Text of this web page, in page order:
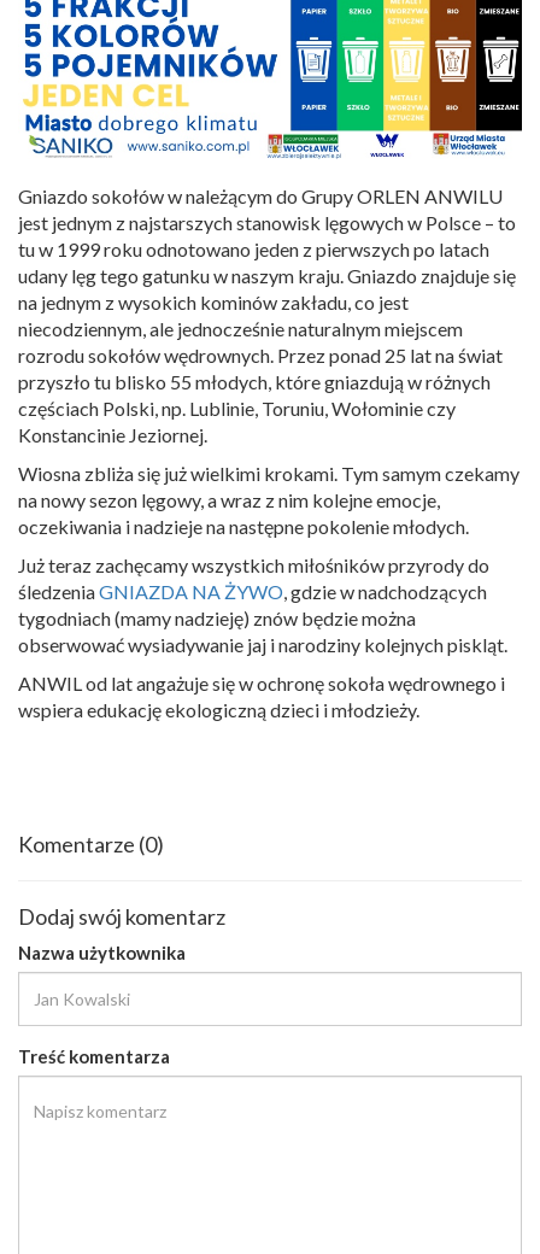
Gniazdo sokołów w należącym do Grupy ORLEN ANWILU
jest jednym z najstarszych stanowisk lęgowych w Polsce – to
tu w 1999 roku odnotowano jeden z pierwszych po latach
udany lęg tego gatunku w naszym kraju. Gniazdo znajduje się
na jednym z wysokich kominów zakładu, co jest
niecodziennym, ale jednocześnie naturalnym miejscem
rozrodu sokołów wędrownych. Przez ponad 25 lat na świat
przyszło tu blisko 55 młodych, które gniazdują w różnych
częściach Polski, np. Lublinie, Toruniu, Wołominie czy
Konstancinie Jeziornej.
Wiosna zbliża się już wielkimi krokami. Tym samym czekamy
na nowy sezon lęgowy, a wraz z nim kolejne emocje,
oczekiwania i nadzieje na następne pokolenie młodych.
Już teraz zachęcamy wszystkich miłośników przyrody do
śledzeniaGNIAZDA NA ŻYWO, gdzie w nadchodzących
tygodniach (mamy nadzieję) znów będzie można
obserwować wysiadywanie jaj i narodziny kolejnych piskląt.
ANWIL od lat angażuje się w ochronę sokoła wędrownego i
wspiera edukację ekologiczną dzieci i młodzieży.
Komentarze (0)
Dodaj swój komentarz
Nazwa użytkownika
Treść komentarza